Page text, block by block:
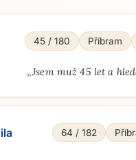
45 / 180 Příbram
„Jsem muž 45 let a
64 / 182